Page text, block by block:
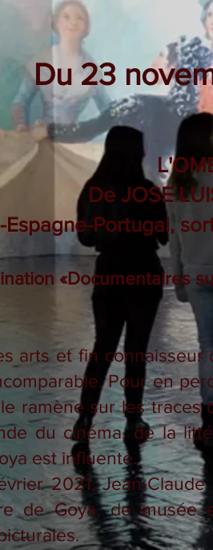
Du 23
De JOSE
Espagne-Portugal,
«Documentaires
arts et fin connaisseur
Pour en
ramène sur les
du cinéma, de la
est influente.
2021, Jean-
de Goya, de musée